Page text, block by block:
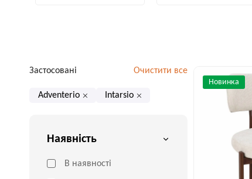
Застосовані Очистити все
Adventerio Intarsio
Наявність
В наявності
Новинка